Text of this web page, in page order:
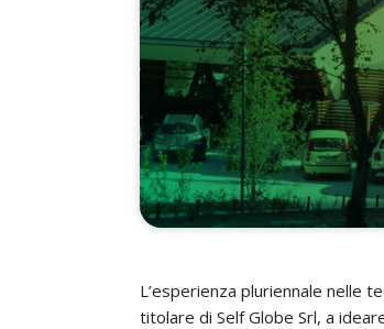
L’esperienza pluriennale nelle
titolare di Self Globe Srl, a